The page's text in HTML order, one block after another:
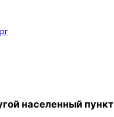
населенный